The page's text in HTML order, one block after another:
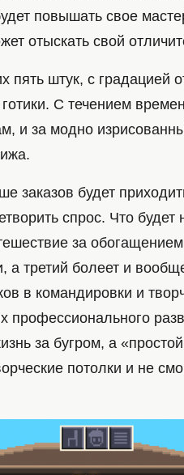
повышать свое
отыскать свой
пять штук, с градацией
С течением
и за модно
заказов будет
спрос. Что будет
за обогащением
а третий болеет и
в командировки и
профессионального
за бугром, а
потолки и не